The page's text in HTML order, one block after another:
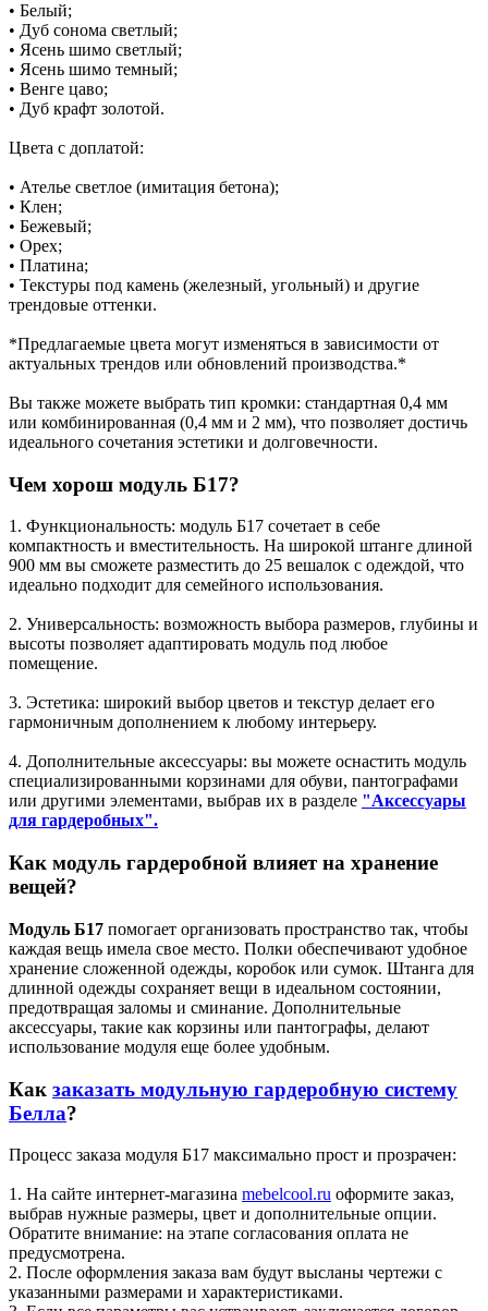
• Белый;
• Дуб сонома светлый;
• Ясень шимо светлый;
• Ясень шимо темный;
• Венге цаво;
• Дуб крафт золотой.
Цвета с доплатой:
• Ателье светлое (имитация бетона);
• Клен;
• Бежевый;
• Орех;
• Платина;
• Текстуры под камень (железный, угольный) и другие
трендовые оттенки.
*Предлагаемые цвета могут изменяться в зависимости от
актуальных трендов или обновлений производства.*
Вы также можете выбрать тип кромки: стандартная 0,4 мм
или комбинированная (0,4 мм и 2 мм), что позволяет достичь
идеального сочетания эстетики и долговечности.
Чем хорош модуль Б17?
1. Функциональность: модуль Б17 сочетает в себе
компактность и вместительность. На широкой штанге длиной
900 мм вы сможете разместить до 25 вешалок с одеждой, что
идеально подходит для семейного использования.
2. Универсальность: возможность выбора размеров, глубины и
высоты позволяет адаптировать модуль под любое
помещение.
3. Эстетика: широкий выбор цветов и текстур делает его
гармоничным дополнением к любому интерьеру.
4. Дополнительные аксессуары: вы можете оснастить модуль
специализированными корзинами для обуви, пантографами
или другими элементами, выбрав их в разделе "Аксессуары
для гардеробных".
Как модуль гардеробной влияет на хранение
вещей?
Модуль Б17 помогает организовать пространство так, чтобы
каждая вещь имела свое место. Полки обеспечивают удобное
хранение сложенной одежды, коробок или сумок. Штанга для
длинной одежды сохраняет вещи в идеальном состоянии,
предотвращая заломы и сминание. Дополнительные
аксессуары, такие как корзины или пантографы, делают
использование модуля еще более удобным.
Как заказать модульную гардеробную систему
Белла?
Процесс заказа модуля Б17 максимально прост и прозрачен:
1. На сайте интернет-магазина mebelcool.ru оформите заказ,
выбрав нужные размеры, цвет и дополнительные опции.
Обратите внимание: на этапе согласования оплата не
предусмотрена.
2. После оформления заказа вам будут высланы чертежи с
указанными размерами и характеристиками.